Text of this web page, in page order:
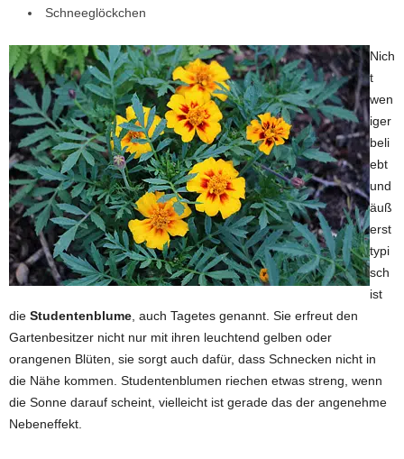
Schneeglöckchen
Nich
t
wen
iger
beli
ebt
und
äuß
erst
typi
sch
ist
die Studentenblume, auch Tagetes genannt. Sie erfreut den
Gartenbesitzer nicht nur mit ihren leuchtend gelben oder
orangenen Blüten, sie sorgt auch dafür, dass Schnecken nicht in
die Nähe kommen. Studentenblumen riechen etwas streng, wenn
die Sonne darauf scheint, vielleicht ist gerade das der angenehme
Nebeneffekt.